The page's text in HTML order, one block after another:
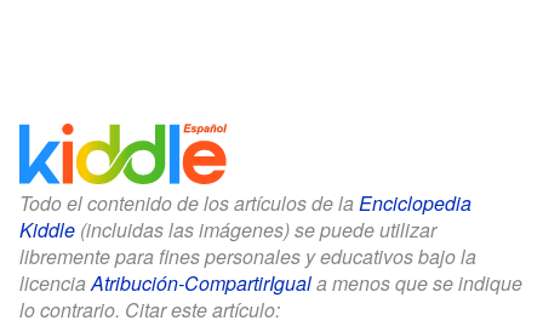
Todo el contenido de los artículos de la Enciclopedia
Kiddle (incluidas las imágenes) se puede utilizar
libremente para fines personales y educativos bajo la
licenciaAtribución-CompartirIguala menos que se indique
lo contrario. Citar este artículo: